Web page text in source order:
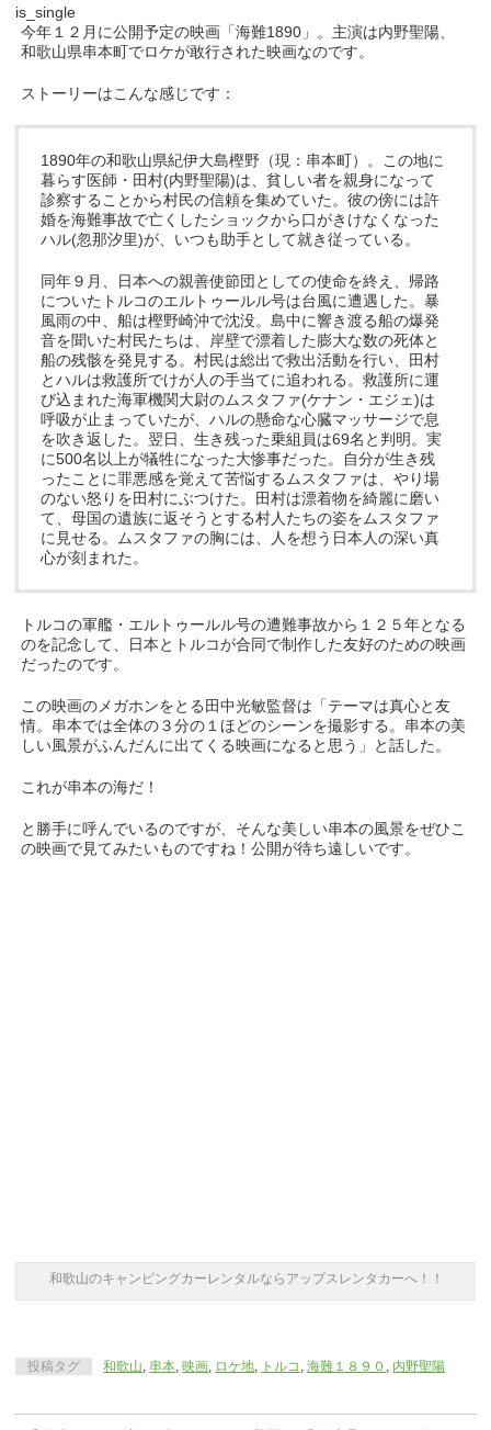
is_single
今年１２月に公開予定の映画「海難1890」。主演は内野聖陽、
和歌山県串本町でロケが敢行された映画なのです。
ストーリーはこんな感じです：
1890年の和歌山県紀伊大島樫野（現：串本町）。この地に
暮らす医師・田村(内野聖陽)は、貧しい者を親身になって
診察することから村民の信頼を集めていた。彼の傍には許
婚を海難事故で亡くしたショックから口がきけなくなった
ハル(忽那汐里)が、いつも助手として就き従っている。
同年９月、日本への親善使節団としての使命を終え、帰路
についたトルコのエルトゥールル号は台風に遭遇した。暴
風雨の中、船は樫野崎沖で沈没。島中に響き渡る船の爆発
音を聞いた村民たちは、岸壁で漂着した膨大な数の死体と
船の残骸を発見する。村民は総出で救出活動を行い、田村
とハルは救護所でけが人の手当てに追われる。救護所に運
び込まれた海軍機関大尉のムスタファ(ケナン・エジェ)は
呼吸が止まっていたが、ハルの懸命な心臓マッサージで息
を吹き返した。翌日、生き残った乗組員は69名と判明。実
に500名以上が犠牲になった大惨事だった。自分が生き残
ったことに罪悪感を覚えて苦悩するムスタファは、やり場
のない怒りを田村にぶつけた。田村は漂着物を綺麗に磨い
て、母国の遺族に返そうとする村人たちの姿をムスタファ
に見せる。ムスタファの胸には、人を想う日本人の深い真
心が刻まれた。
トルコの軍艦・エルトゥールル号の遭難事故から１２５年となる
のを記念して、日本とトルコが合同で制作した友好のための映画
だったのです。
この映画のメガホンをとる田中光敏監督は「テーマは真心と友
情。串本では全体の３分の１ほどのシーンを撮影する。串本の美
しい風景がふんだんに出てくる映画になると思う」と話した。
これが串本の海だ！
と勝手に呼んでいるのですが、そんな美しい串本の風景をぜひこ
の映画で見てみたいものですね！公開が待ち遠しいです。
和歌山のキャンピングカーレンタルならアップスレンタカーへ！！
投稿タグ 和歌山, 串本,映画, ロケ地, トルコ ,海難１８９０ , 内野聖陽